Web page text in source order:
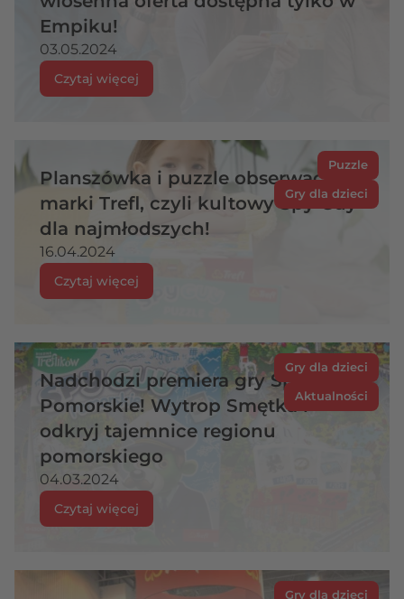
Empiku!
03.05.2024
Czytaj więcej
Planszówka i puzzle obserwacyjne
marki Trefl, czyli kultowy Spy Guy
dla najmłodszych!
16.04.2024
Czytaj więcej
Puzzle
Gry dla dzieci
Nadchodzi premiera gry Spy Guy
Pomorskie! Wytrop Smętka i
odkryj tajemnice regionu
pomorskiego
04.03.2024
Czytaj więcej
Gry dla dzieci
Aktualności
Gry dla dzieci